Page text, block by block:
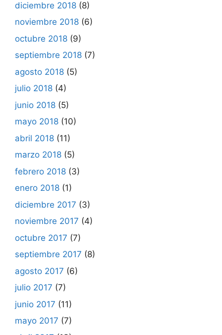
diciembre 2018 (8)
noviembre 2018 (6)
octubre 2018 (9)
septiembre 2018 (7)
agosto 2018 (5)
julio 2018 (4)
junio 2018 (5)
mayo 2018 (10)
abril 2018 (11)
marzo 2018 (5)
febrero 2018 (3)
enero 2018 (1)
diciembre 2017 (3)
noviembre 2017 (4)
octubre 2017 (7)
septiembre 2017 (8)
agosto 2017 (6)
julio 2017 (7)
junio 2017 (11)
mayo 2017 (7)